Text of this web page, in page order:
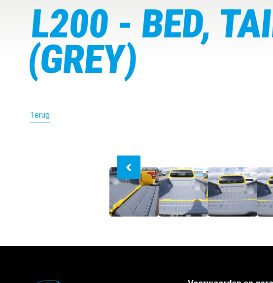
L200 - BED,
(GREY)
Terug